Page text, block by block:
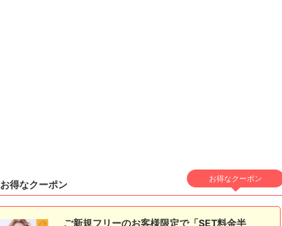
お得なクーポン お得なクーポン
ご新規フリーのお客様限定で「SET料金半